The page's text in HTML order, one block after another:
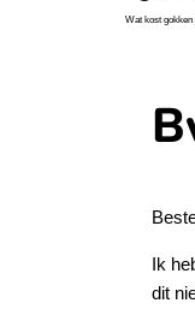
Wat kost gokken
Ik
dit